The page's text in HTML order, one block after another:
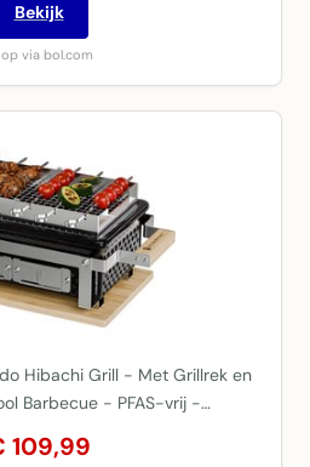
Bekijk
via bol.com
Hibachi Grill - Met Grillrek en
Barbecue - PFAS-vrij -…
109,99